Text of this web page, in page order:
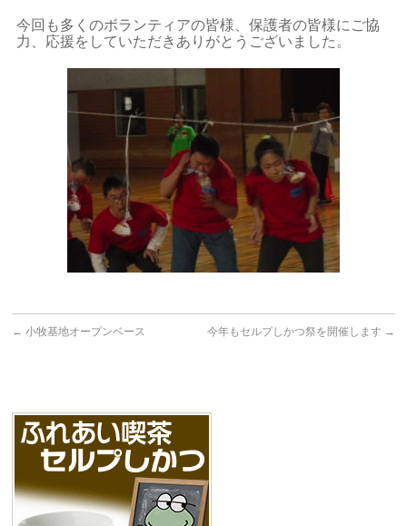
今回も多くのボランティアの皆様、保護者の皆様にご協
力、応援をしていただきありがとうございました。
← 小牧基地オープンベース 今年もセルプしかつ祭を開催します →